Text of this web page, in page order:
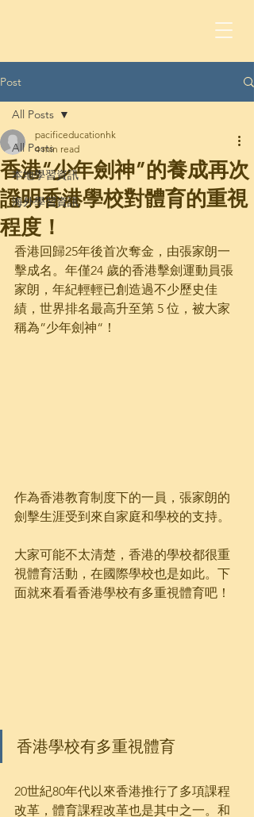
Post
All Posts
本地學習資訊
海外學習資訊
All Posts
香港“少年劍神”的養成再次
證明香港學校對體育的重視
程度！
pacificeducationhk
4 min read
香港回歸25年後首次奪金，由張家朗一
擊成名。年僅24 歲的香港擊劍運動員張
家朗，年紀輕輕已創造過不少歷史佳
績，世界排名最高升至第 5 位，被大家
稱為”少年劍神“！
作為香港教育制度下的一員，張家朗的
劍擊生涯受到來自家庭和學校的支持。
大家可能不太清楚，香港的學校都很重
視體育活動，在國際學校也是如此。下
面就來看看香港學校有多重視體育吧！
香港學校有多重視體育
20世紀80年代以來香港推行了多項課程
改革，體育課程改革也是其中之一。和